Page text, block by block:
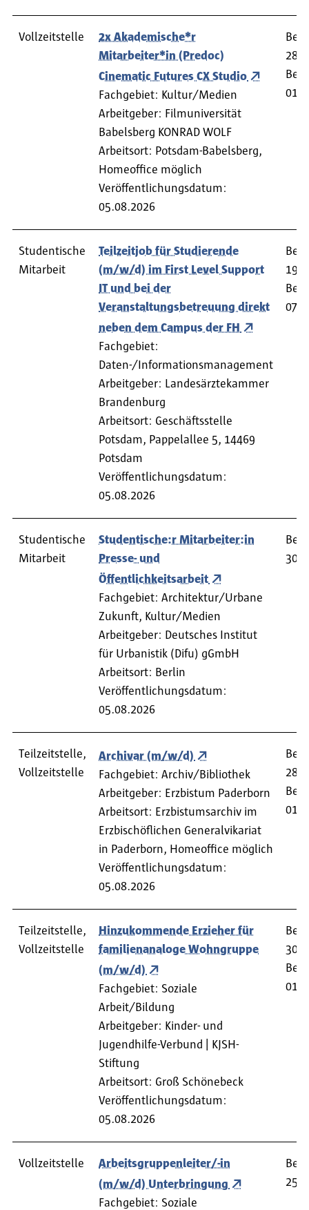
Vollzeitstelle
2x Akademische*r
Mitarbeiter*in (Predoc)
Cinematic Futures CX Studio
Fachgebiet: Kultur/Medien
Arbeitgeber: Filmuniversität
Babelsberg KONRAD WOLF
Arbeitsort: Potsdam-Babelsberg,
Homeoffice möglich
Veröffentlichungsdatum:
05.08.2026
Studentische
Mitarbeit
Teilzeitjob für Studierende
(m/w/d) im First Level Support
IT und bei der
Veranstaltungsbetreuung direkt
neben dem Campus der FH
Fachgebiet:
Daten-/Informationsmanagement
Arbeitgeber: Landesärztekammer
Brandenburg
Arbeitsort: Geschäftsstelle
Potsdam, Pappelallee 5, 14469
Potsdam
Veröffentlichungsdatum:
05.08.2026
Studentische
Mitarbeit
Studentische:r Mitarbeiter:in
Presse- und
Öffentlichkeitsarbeit
Fachgebiet: Architektur/Urbane
Zukunft, Kultur/Medien
Arbeitgeber: Deutsches Institut
für Urbanistik (Difu) gGmbH
Arbeitsort: Berlin
Veröffentlichungsdatum:
05.08.2026
Teilzeitstelle,
Vollzeitstelle
Archivar (m/w/d)
Fachgebiet: Archiv/Bibliothek
Arbeitgeber: Erzbistum Paderborn
Arbeitsort: Erzbistumsarchiv im
Erzbischöflichen Generalvikariat
in Paderborn, Homeoffice möglich
Veröffentlichungsdatum:
05.08.2026
Teilzeitstelle,
Vollzeitstelle
Hinzukommende Erzieher für
familienanaloge Wohngruppe
(m/w/d)
Fachgebiet: Soziale
Arbeit/Bildung
Arbeitgeber: Kinder- und
Jugendhilfe-Verbund | KJSH-
Stiftung
Arbeitsort: Groß Schönebeck
Veröffentlichungsdatum:
05.08.2026
Vollzeitstelle
Arbeitsgruppenleiter/-in
(m/w/d) Unterbringung
Fachgebiet: Soziale